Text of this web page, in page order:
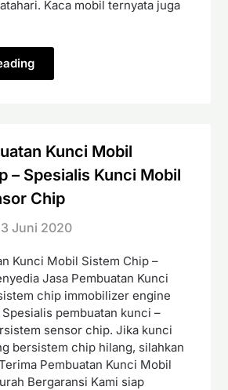
Kaca mobil ternyata juga
Kunci Mobil
– Spesialis Kunci Mobil
Chip
Juni 2020
Kunci Mobil Sistem Chip –
Jasa Pembuatan Kunci
chip immobilizer engine
pembuatan kunci –
sensor chip. Jika kunci
bersistem chip hilang, silahkan
Pembuatan Kunci Mobil
Bergaransi Kami siap